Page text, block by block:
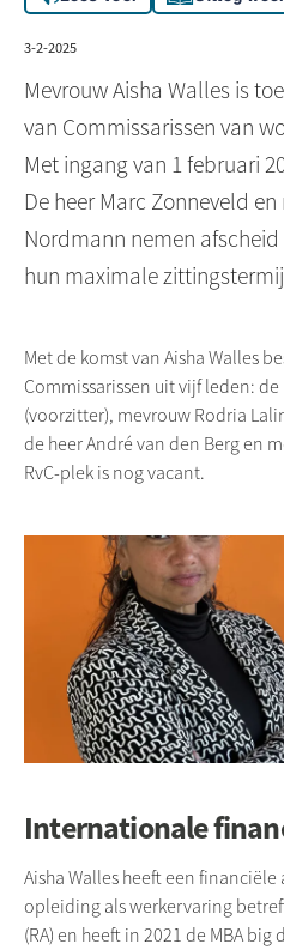
3-2-2025
Mevrouw Aisha Walles is
van Commissarissen van
Met ingang van 1 februari
De heer Marc Zonneveld
Nordmann nemen afscheid
hun maximale
Met de komst van Aisha Walles
Commissarissen uit vijf leden: de
(voorzitter), mevrouw Rodria
de heer André van den Berg en
RvC-plek is nog vacant.
Internationale
Aisha Walles heeft een
opleiding als werkervaring
(RA) en heeft in 2021 de MBA big